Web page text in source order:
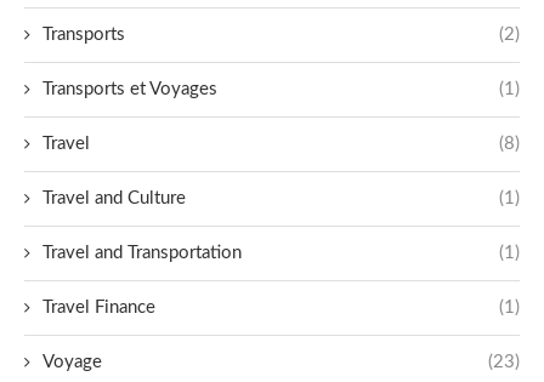
Transports (2)
Transports et Voyages (1)
Travel (8)
Travel and Culture (1)
Travel and Transportation (1)
Travel Finance (1)
Voyage (23)